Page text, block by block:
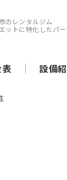
のレンタルジム
ットに特化したパ
表 設備